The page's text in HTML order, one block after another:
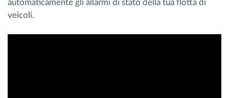
Pianificazione dei percorsi e monitoraggio
automaticamente gli allarmi di stato della tua flotta di
veicoli.